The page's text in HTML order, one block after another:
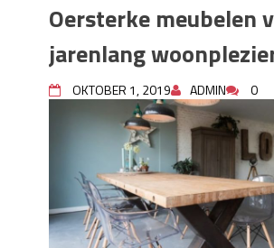
evenementen
H₂S in Rotterdamse woonwijken:
metingen, geurneutralisatie en
resultaten
Kunststof erfafscheiding: duurzame
keuze voor iedere tuin
Wat is een sleuvenzaagmachine en
wanneer gebruik je hem?
Wonen in balans en comfort
Wanneer is het slim om een
graafmachine te huren in plaats van
Oersterke meubelen
jarenlang
OKTOBER 1, 2019 ADMIN 0